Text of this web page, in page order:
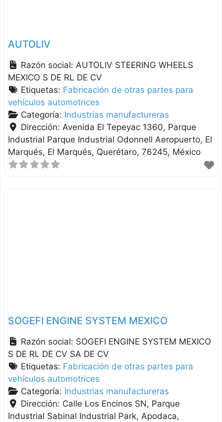
AUTOLIV
Razón social: AUTOLIV STEERING WHEELS
MEXICO S DE RL DE CV
Etiquetas: Fabricación de otras partes para
vehículos automotrices
Categoría: Industrias manufactureras
Dirección: Avenida El Tepeyac 1360, Parque
Industrial Parque Industrial Odonnell Aeropuerto, El
Marqués El Marqués Querétaro 76245 México
SOGEFI ENGINE SYSTEM MEXICO
Razón social: SOGEFI ENGINE SYSTEM MEXICO
S DE RL DE CV SA DE CV
Etiquetas: Fabricación de otras partes para
vehículos automotrices
Categoría: Industrias manufactureras
Dirección: Calle Los Encinos SN, Parque
Industrial Sabinal Industrial Park, Apodaca